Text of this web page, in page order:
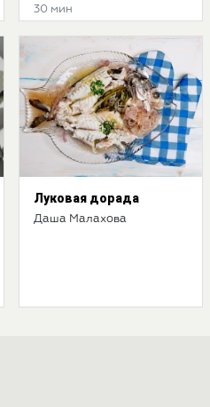
30 мин
Луковая дорада
Даша Малахова